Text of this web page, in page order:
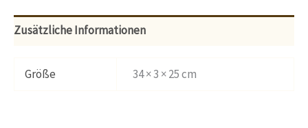
Zusätzliche Informationen
Größe 34 × 3 × 25 cm